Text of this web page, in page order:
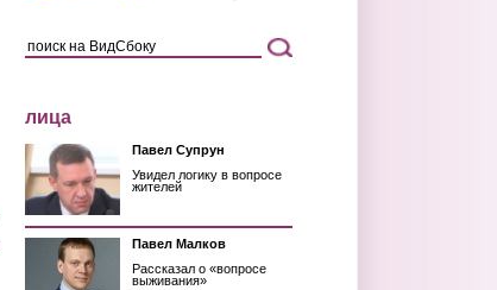
лица
Павел Супрун
Увидел логику в вопросе
жителей
Павел Малков
Рассказал о «вопросе
выживания»